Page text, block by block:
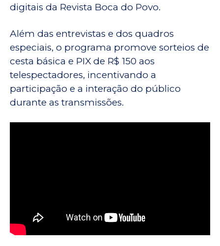
digitais da Revista Boca do Povo.
Além das entrevistas e dos quadros
especiais, o programa promove sorteios de
cesta básica e PIX de R$ 150 aos
telespectadores, incentivando a
participação e a interação do público
durante as transmissões.